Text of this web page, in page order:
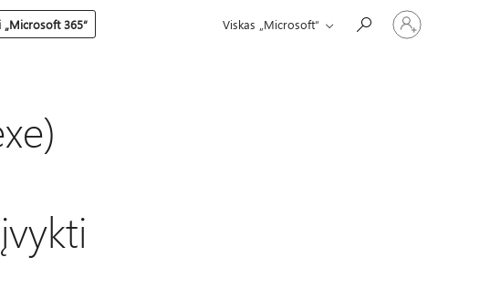
„Microsoft 365“ Viskas „Microsoft“
Prisijunkite
prie
paskyros